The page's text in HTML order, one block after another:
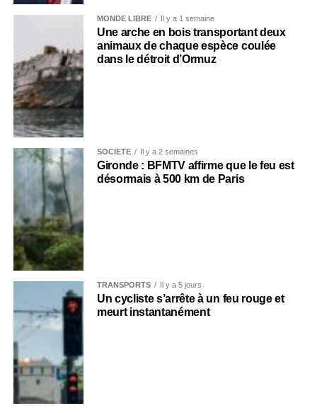
MONDE LIBRE Il y a 1 semaine
Une arche en bois transportant deux
animaux de chaque espèce coulée
dans le détroit d’Ormuz
SOCIÉTÉ Il y a 2 semaines
Gironde : BFMTV affirme que le feu est
désormais à 500 km de Paris
TRANSPORTS Il y a 5 jours
Un cycliste s’arrête à un feu rouge et
meurt instantanément